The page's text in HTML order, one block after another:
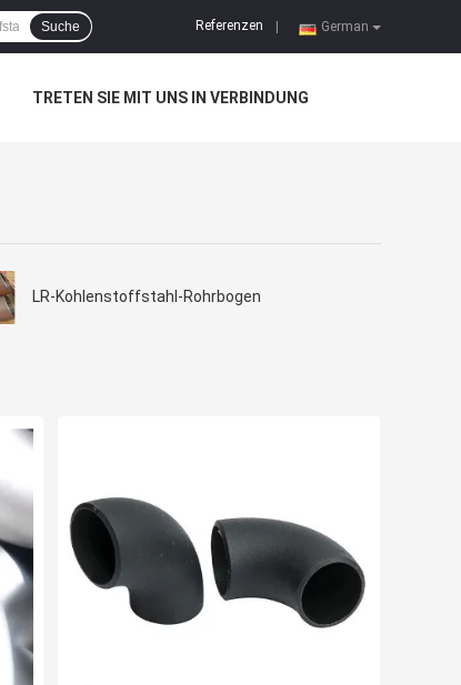
German
Referenzen
Suche
TRETEN SIE MIT UNS IN VERBINDUNG
LR-Kohlenstoffstahl-Rohrbogen